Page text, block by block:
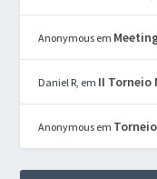
Anonymous em
Daniel R, em II Torneio
Anonymous em